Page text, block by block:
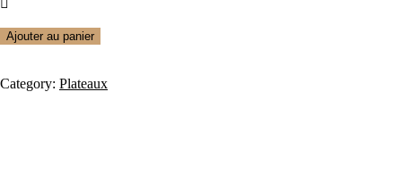
Ajouter au panier
Category: Plateaux